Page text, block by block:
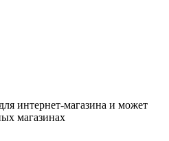
интернет-магазина и может
магазинах